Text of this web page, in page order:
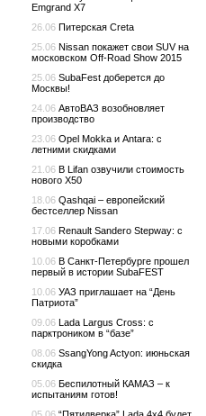
Emgrand X7
26.06 Питерская Creta
25.06 Nissan покажет свои SUV на
московском Off-Road Show 2015
25.06 SubaFest доберется до
Москвы!
24.06 АвтоВАЗ возобновляет
производство
23.06 Opel Mokka и Antara: с
летними скидками
21.06 В Lifan озвучили стоимость
нового X50
18.06 Qashqai – европейский
бестселлер Nissan
17.06 Renault Sandero Stepway: с
новыми коробками
10.06 В Санкт-Петербурге прошел
первый в истории SubaFEST
10.06 УАЗ приглашает на “День
Патриота”
09.06 Lada Largus Cross: с
парктроником в “базе”
08.06 SsangYong Actyon: июньская
скидка
05.06 Беспилотный КАМАЗ – к
испытаниям готов!